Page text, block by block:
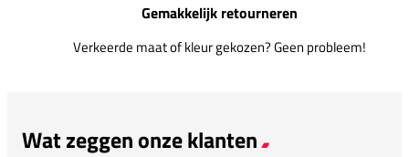
Gemakkelijk retourneren
Verkeerde maat of kleur gekozen? Geen probleem!
Wat zeggen onze klanten